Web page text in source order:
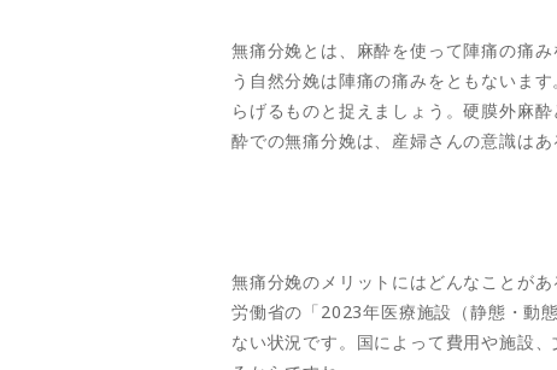
無痛分娩とは、麻酔を使って陣痛の痛
う自然分娩は陣痛の痛みをともないま
らげるものと捉えましょう。硬膜外麻
酔での無痛分娩は、産婦さんの意識は
無痛分娩のメリットにはどんなことが
労働省の「2023年医療施設（静態・動
ない状況です。国によって費用や施設